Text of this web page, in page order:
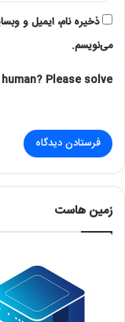
ذخیره نام، ایمیل و
می‌نویسم.
Please solve:
زمین هاست